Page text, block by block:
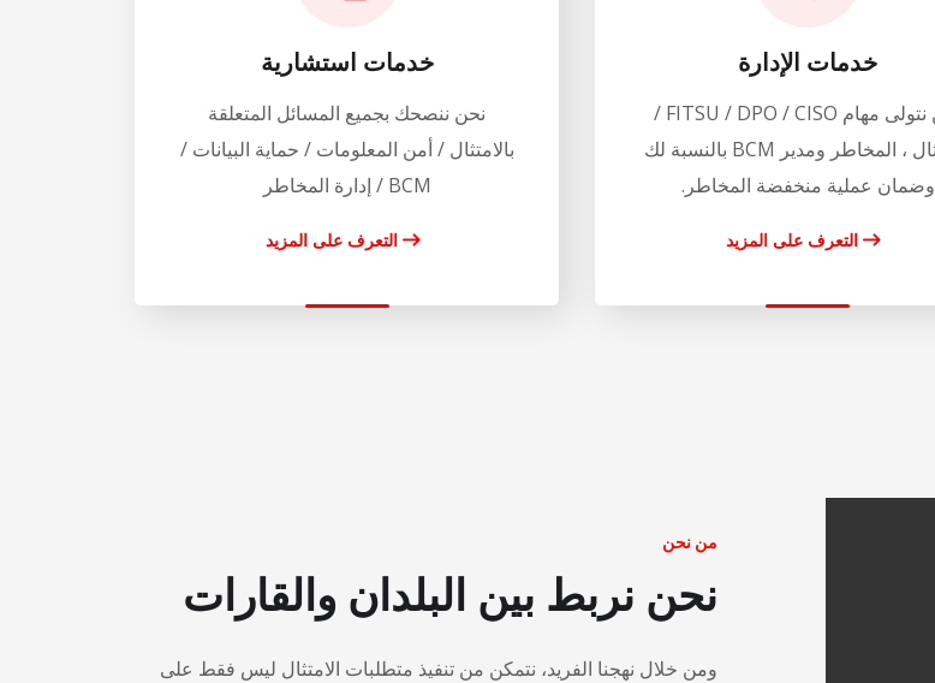
خدمات الإدارة
نحن نتولى مهام FITSU / DPO / CISO /
الامتثال ، المخاطر ومدير BCM بالنسبة لك
وضمان عملية منخفضة المخاطر.
التعرف على المزيد
خدمات استشارية
نحن ننصحك بجميع المسائل المتعلقة
بالامتثال / أمن المعلومات / حماية البيانات /
BCM / إدارة المخاطر
التعرف على المزيد
من نحن
نحن نربط بين البلدان والقارات
ومن خلال نهجنا الفريد، نتمكن من تنفيذ متطلبات الامتثال ليس فقط على